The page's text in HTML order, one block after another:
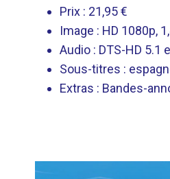
Prix ​​: 21,95 €
Image : HD 1080p,
Audio : DTS-HD 5.1
Sous-titres :
Extras : Bandes-